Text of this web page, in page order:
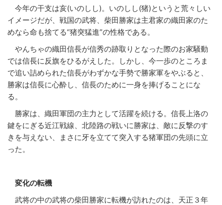
今年の干支は亥(いのしし)。いのしし(猪)というと荒々しい
イメージだが、戦国の武将、柴田勝家は主君家の織田家のた
めなら命も捨てる“猪突猛進”の性格である。
やんちゃの織田信長が信秀の跡取りとなった際のお家騒動
では信長に反旗をひるがえした。しかし、今一歩のところま
で追い詰められた信長がわずかな手勢で勝家軍をやぶると、
勝家は信長に心酔し、信長のために一身を捧げることにな
る。
勝家は、織田軍団の主力として活躍を続ける。信長上洛の
鍵をにぎる近江戦線、北陸路の戦いに勝家は、敵に反撃のす
きを与えない、まさに牙を立てて突入する猪軍団の先頭に立
った。
変化の転機
武将の中の武将の柴田勝家に転機が訪れたのは、天正３年